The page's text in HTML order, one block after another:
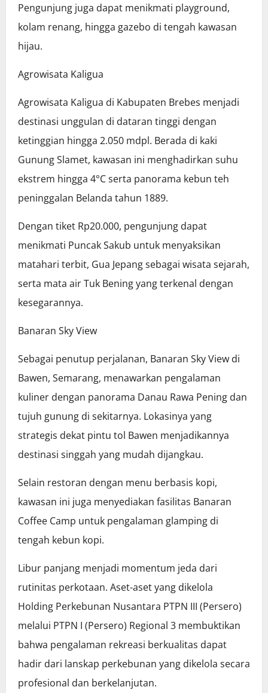
Pengunjung juga dapat menikmati playground,
kolam renang, hingga gazebo di tengah kawasan
hijau.
Agrowisata Kaligua
Agrowisata Kaligua di Kabupaten Brebes menjadi
destinasi unggulan di dataran tinggi dengan
ketinggian hingga 2.050 mdpl. Berada di kaki
Gunung Slamet, kawasan ini menghadirkan suhu
ekstrem hingga 4°C serta panorama kebun teh
peninggalan Belanda tahun 1889.
Dengan tiket Rp20.000, pengunjung dapat
menikmati Puncak Sakub untuk menyaksikan
matahari terbit, Gua Jepang sebagai wisata sejarah,
serta mata air Tuk Bening yang terkenal dengan
kesegarannya.
Banaran Sky View
Sebagai penutup perjalanan, Banaran Sky View di
Bawen, Semarang, menawarkan pengalaman
kuliner dengan panorama Danau Rawa Pening dan
tujuh gunung di sekitarnya. Lokasinya yang
strategis dekat pintu tol Bawen menjadikannya
destinasi singgah yang mudah dijangkau.
Selain restoran dengan menu berbasis kopi,
kawasan ini juga menyediakan fasilitas Banaran
Coffee Camp untuk pengalaman glamping di
tengah kebun kopi.
Libur panjang menjadi momentum jeda dari
rutinitas perkotaan. Aset-aset yang dikelola
Holding Perkebunan Nusantara PTPN III (Persero)
melalui PTPN I (Persero) Regional 3 membuktikan
bahwa pengalaman rekreasi berkualitas dapat
hadir dari lanskap perkebunan yang dikelola secara
profesional dan berkelanjutan.